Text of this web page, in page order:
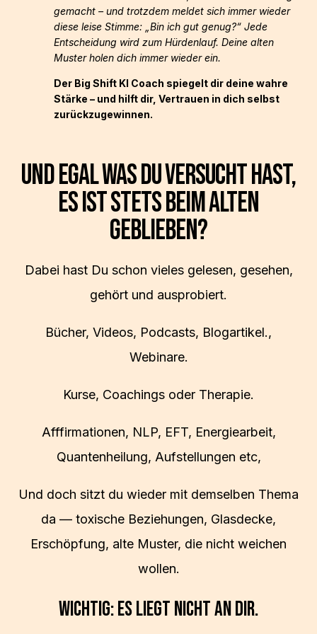
gemacht – und trotzdem meldet sich immer wieder
diese leise Stimme: „Bin ich gut genug?“ Jede
Entscheidung wird zum Hürdenlauf. Deine alten
Muster holen dich immer wieder ein.
Der Big Shift KI Coach spiegelt dir deine wahre
Stärke – und hilft dir, Vertrauen in dich selbst
zurückzugewinnen.
UND EGAL WAS DU VERSUCHT HAST,
ES IST STETS BEIM ALTEN
GEBLIEBEN?
Dabei hast Du schon vieles gelesen, gesehen,
gehört und ausprobiert.
Bücher, Videos, Podcasts, Blogartikel.,
Webinare.
Kurse, Coachings oder Therapie.
Afffirmationen, NLP, EFT, Energiearbeit,
Quantenheilung, Aufstellungen etc,
Und doch sitzt du wieder mit demselben Thema
da — toxische Beziehungen, Glasdecke,
Erschöpfung, alte Muster, die nicht weichen
wollen.
Wichtig: Es liegt nicht an dir.